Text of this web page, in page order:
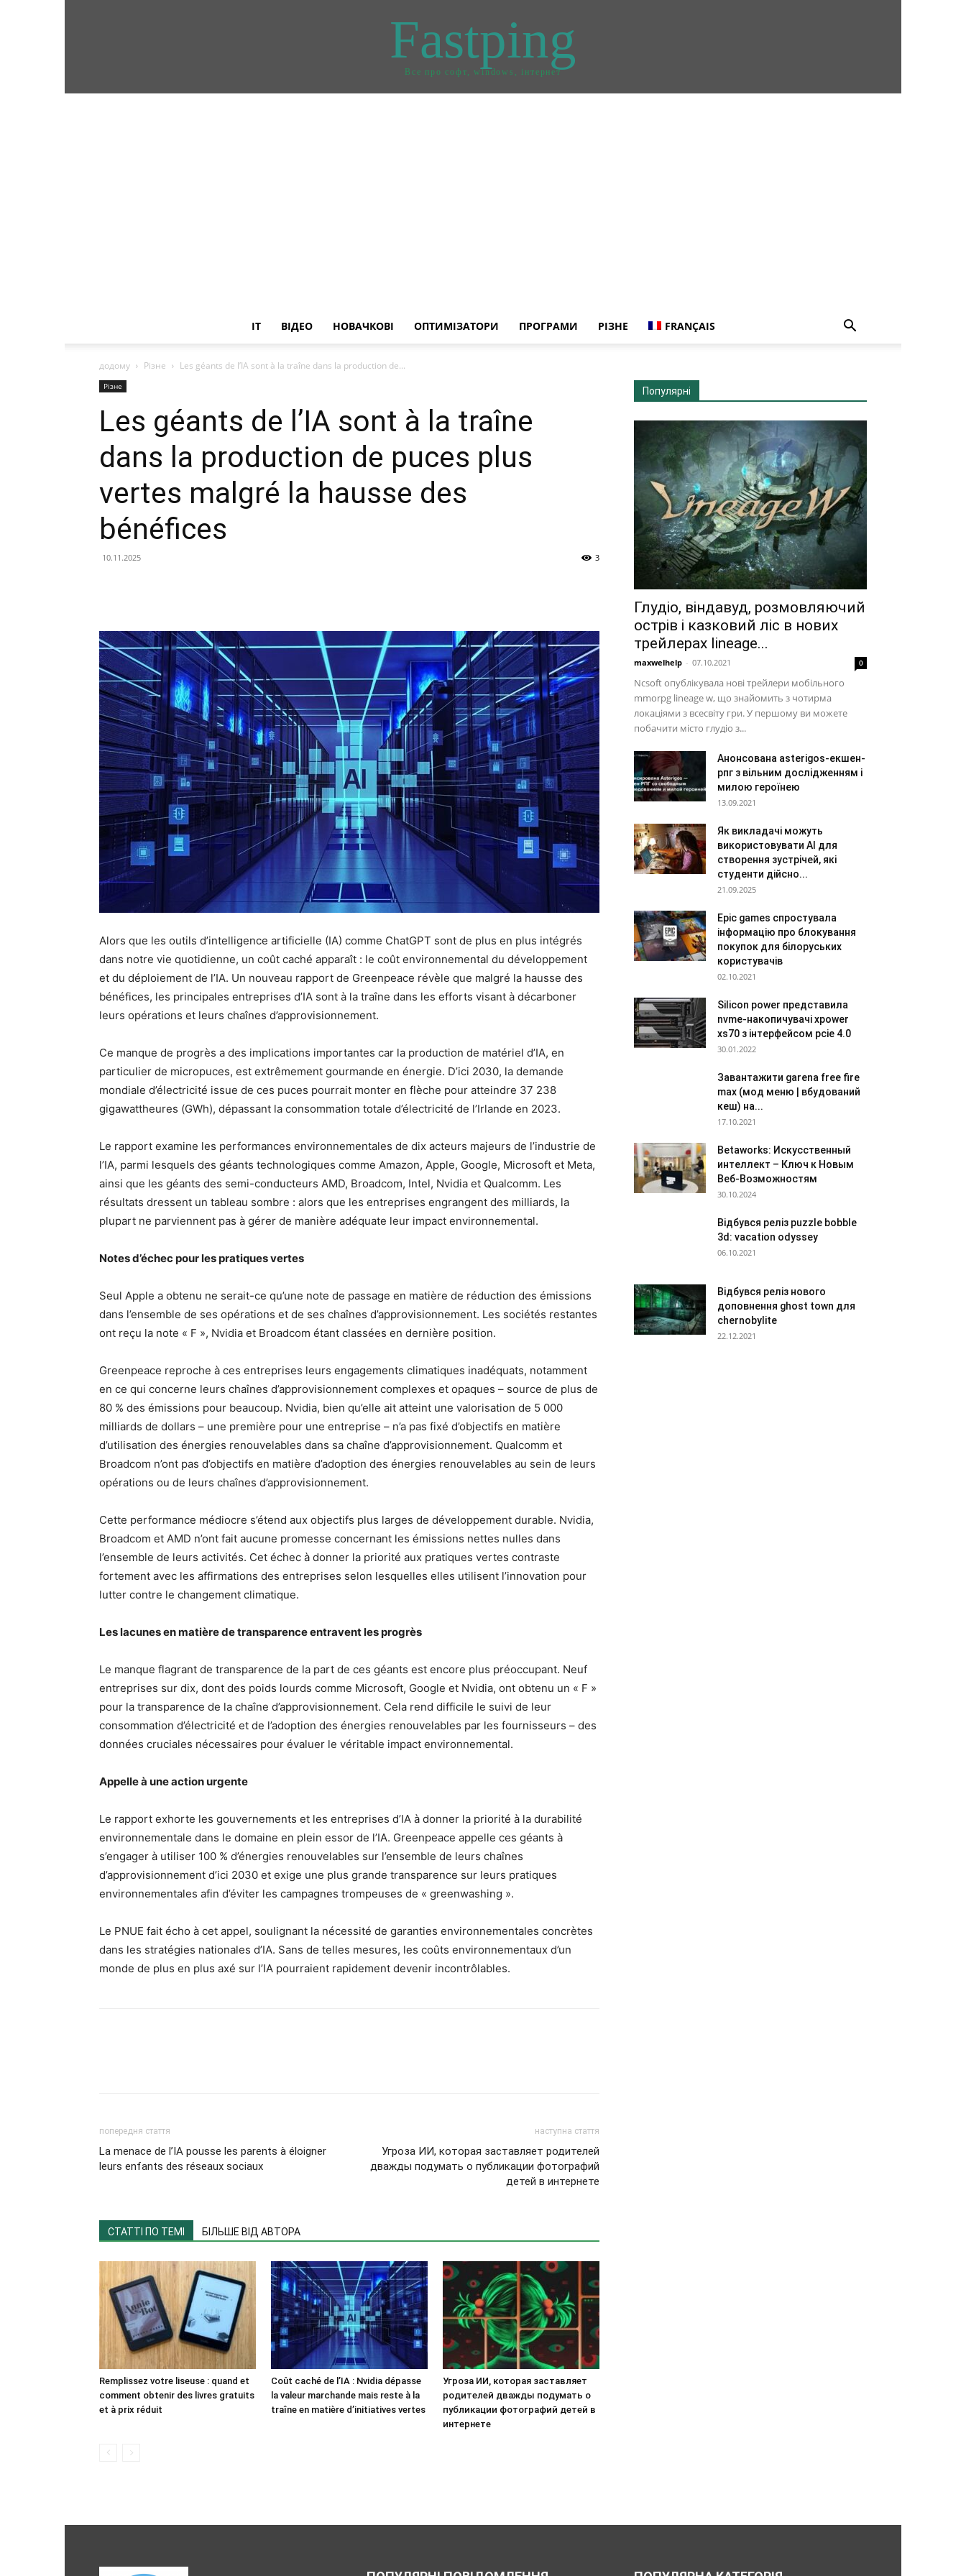
Fastping
Все про софт, windows, інтернет
IT ВІДЕО НОВАЧКОВІ ОПТИМІЗАТОРИ ПРОГРАМИ РІЗНЕ FRANÇAIS
додому Різне Les géants de l’IA sont à la traîne dans la production de...
Різне
Les géants de l’IA sont à la traîne
dans la production de puces plus
vertes malgré la hausse des
bénéfices
10.11.2025 3
Alors que les outils d’intelligence artificielle (IA) comme ChatGPT sont de plus en plus intégrés
dans notre vie quotidienne, un coût caché apparaît : le coût environnemental du développement
et du déploiement de l’IA. Un nouveau rapport de Greenpeace révèle que malgré la hausse des
bénéfices, les principales entreprises d’IA sont à la traîne dans les efforts visant à décarboner
leurs opérations et leurs chaînes d’approvisionnement.
Ce manque de progrès a des implications importantes car la production de matériel d’IA, en
particulier de micropuces, est extrêmement gourmande en énergie. D’ici 2030, la demande
mondiale d’électricité issue de ces puces pourrait monter en flèche pour atteindre 37 238
gigawattheures (GWh), dépassant la consommation totale d’électricité de l’Irlande en 2023.
Le rapport examine les performances environnementales de dix acteurs majeurs de l’industrie de
l’IA, parmi lesquels des géants technologiques comme Amazon, Apple, Google, Microsoft et Meta,
ainsi que les géants des semi-conducteurs AMD, Broadcom, Intel, Nvidia et Qualcomm. Les
résultats dressent un tableau sombre : alors que les entreprises engrangent des milliards, la
plupart ne parviennent pas à gérer de manière adéquate leur impact environnemental.
Notes d’échec pour les pratiques vertes
Seul Apple a obtenu ne serait-ce qu’une note de passage en matière de réduction des émissions
dans l’ensemble de ses opérations et de ses chaînes d’approvisionnement. Les sociétés restantes
ont reçu la note « F », Nvidia et Broadcom étant classées en dernière position.
Greenpeace reproche à ces entreprises leurs engagements climatiques inadéquats, notamment
en ce qui concerne leurs chaînes d’approvisionnement complexes et opaques – source de plus de
80 % des émissions pour beaucoup. Nvidia, bien qu’elle ait atteint une valorisation de 5 000
milliards de dollars – une première pour une entreprise – n’a pas fixé d’objectifs en matière
d’utilisation des énergies renouvelables dans sa chaîne d’approvisionnement. Qualcomm et
Broadcom n’ont pas d’objectifs en matière d’adoption des énergies renouvelables au sein de leurs
opérations ou de leurs chaînes d’approvisionnement.
Cette performance médiocre s’étend aux objectifs plus larges de développement durable. Nvidia,
Broadcom et AMD n’ont fait aucune promesse concernant les émissions nettes nulles dans
l’ensemble de leurs activités. Cet échec à donner la priorité aux pratiques vertes contraste
fortement avec les affirmations des entreprises selon lesquelles elles utilisent l’innovation pour
lutter contre le changement climatique.
Les lacunes en matière de transparence entravent les progrès
Le manque flagrant de transparence de la part de ces géants est encore plus préoccupant. Neuf
entreprises sur dix, dont des poids lourds comme Microsoft, Google et Nvidia, ont obtenu un « F »
pour la transparence de la chaîne d’approvisionnement. Cela rend difficile le suivi de leur
consommation d’électricité et de l’adoption des énergies renouvelables par les fournisseurs – des
données cruciales nécessaires pour évaluer le véritable impact environnemental.
Appelle à une action urgente
Le rapport exhorte les gouvernements et les entreprises d’IA à donner la priorité à la durabilité
environnementale dans le domaine en plein essor de l’IA. Greenpeace appelle ces géants à
s’engager à utiliser 100 % d’énergies renouvelables sur l’ensemble de leurs chaînes
d’approvisionnement d’ici 2030 et exige une plus grande transparence sur leurs pratiques
environnementales afin d’éviter les campagnes trompeuses de « greenwashing ».
Le PNUE fait écho à cet appel, soulignant la nécessité de garanties environnementales concrètes
dans les stratégies nationales d’IA. Sans de telles mesures, les coûts environnementaux d’un
monde de plus en plus axé sur l’IA pourraient rapidement devenir incontrôlables.
попередня стаття
La menace de l’IA pousse les parents à éloigner
leurs enfants des réseaux sociaux
наступна стаття
Угроза ИИ, которая заставляет родителей
дважды подумать о публикации фотографий
детей в интернете
СТАТТІ ПО ТЕМІ БІЛЬШЕ ВІД АВТОРА
Remplissez votre liseuse : quand et
comment obtenir des livres gratuits
et à prix réduit
Coût caché de l’IA : Nvidia dépasse
la valeur marchande mais reste à la
traîne en matière d’initiatives vertes
Угроза ИИ, которая заставляет
родителей дважды подумать о
публикации фотографий детей в
интернете
Популярні
Глудіо, віндавуд, розмовляючий
острів і казковий ліс в нових
трейлерах lineage...
maxwelhelp - 07.10.2021 0
Ncsoft опублікувала нові трейлери мобільного
mmorpg lineage w, що знайомить з чотирма
локаціями з всесвіту гри. У першому ви можете
побачити місто глудіо з...
Анонсована asterigos-екшен-
рпг з вільним дослідженням і
милою героїнею
13.09.2021
Як викладачі можуть
використовувати AI для
створення зустрічей, які
студенти дійсно...
21.09.2025
Epic games спростувала
інформацію про блокування
покупок для білоруських
користувачів
02.10.2021
Silicon power представила
nvme-накопичувачі xpower
xs70 з інтерфейсом pcie 4.0
30.01.2022
Завантажити garena free fire
max (мод меню | вбудований
кеш) на...
17.10.2021
Betaworks: Искусственный
интеллект – Ключ к Новым
Веб-Возможностям
30.10.2024
Відбувся реліз puzzle bobble
3d: vacation odyssey
06.10.2021
Відбувся реліз нового
доповнення ghost town для
chernobylite
22.12.2021